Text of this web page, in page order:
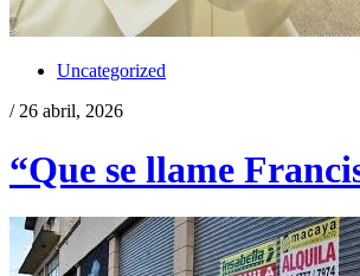
Uncategorized
/ 26 abril, 2026
“Que se llame